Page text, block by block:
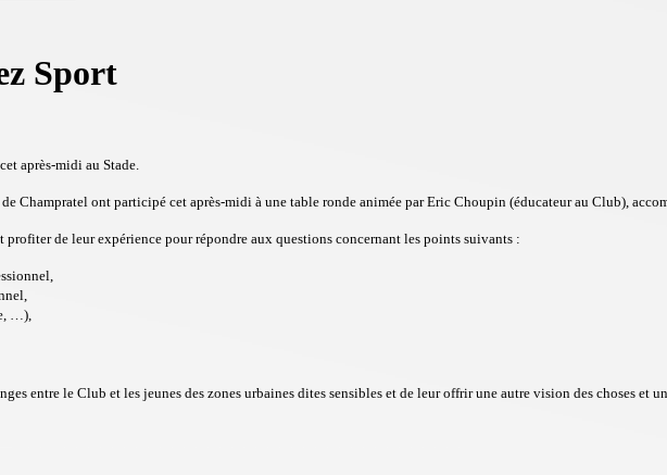
Sport
après-midi au Stade.
Champratel ont participé cet après-midi à une table ronde animée par Eric Choupin (éducateur au Club),
profiter de leur expérience pour répondre aux questions concernant les points suivants :
…),
entre le Club et les jeunes des zones urbaines dites sensibles et de leur offrir une autre vision des choses et